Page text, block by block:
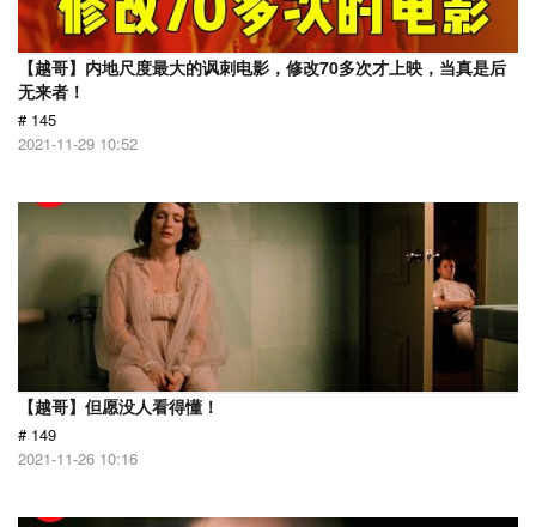
【越哥】内地尺度最大的讽刺电影，修改70多次才上映，当真是后
无来者！
# 145
2021-11-29 10:52
【越哥】但愿没人看得懂！
# 149
2021-11-26 10:16